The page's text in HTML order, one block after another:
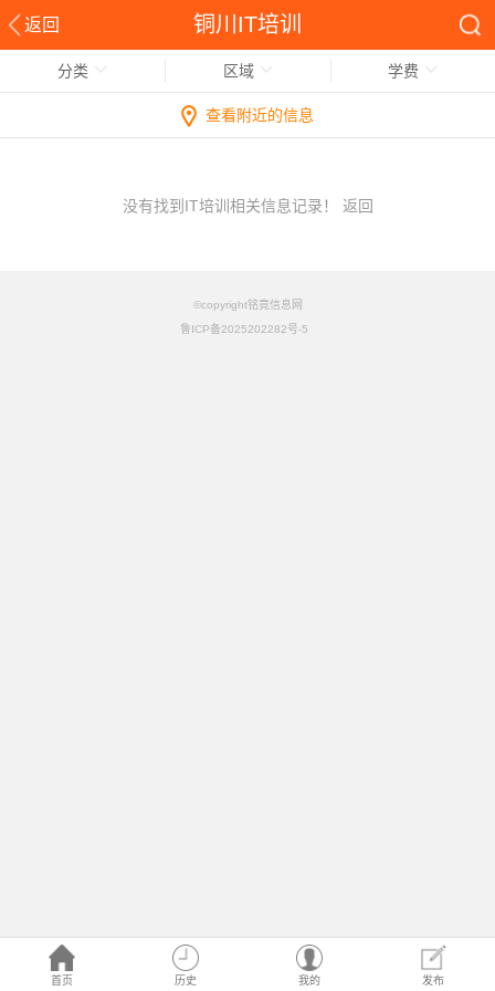
返回 铜川IT培训
首页 历史 我的 发布
分类 区域 学费
查看附近的信息
没有找到IT培训相关信息记录！ 返回
©copyright铭竟信息网
鲁ICP备2025202282号-5